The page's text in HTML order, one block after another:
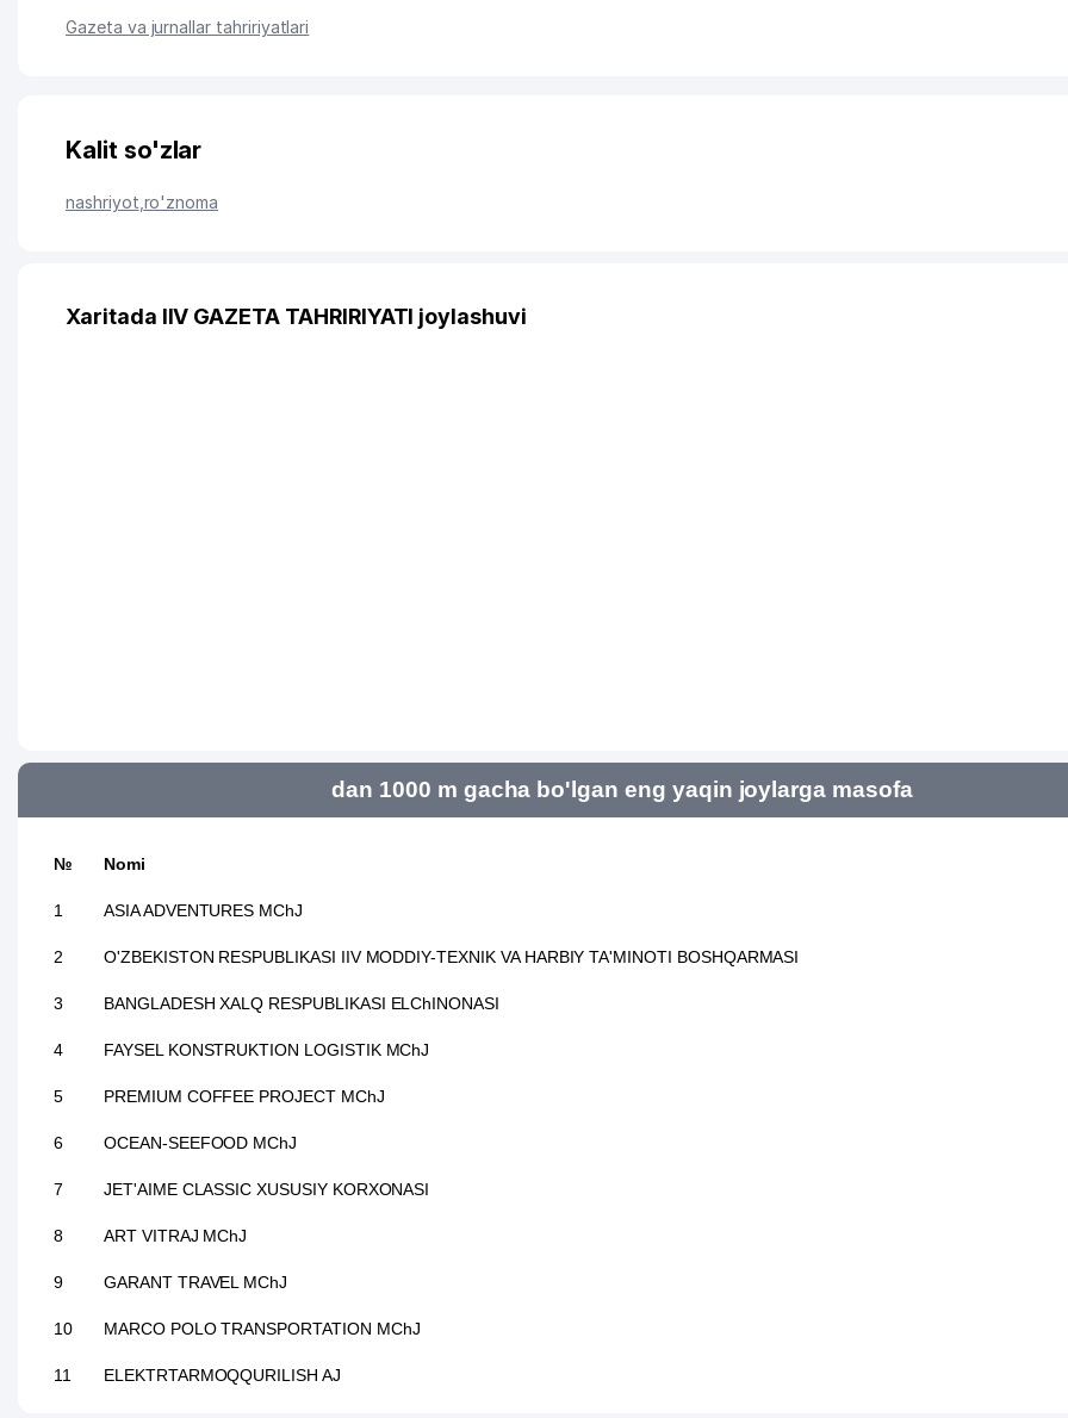
Gazeta va jurnallar tahririyatlari
Kalit so'zlar
nashriyot ro'znoma
Xaritada IIV GAZETA TAHRIRIYATI joylashuvi
dan 1000 m gacha bo'lgan eng yaqin joylarga masofa
№ Nomi
1 ASIA ADVENTURES MChJ
2 O'ZBEKISTON RESPUBLIKASI IIV MODDIY-TEXNIK VA HARBIY TA'MINOTI BOSHQARMASI
3 BANGLADESH XALQ RESPUBLIKASI ELChINONASI
4 FAYSEL KONSTRUKTION LOGISTIK MChJ
5 PREMIUM COFFEE PROJECT MChJ
6 OCEAN-SEEFOOD MChJ
7 JET'AIME CLASSIC XUSUSIY KORXONASI
8 ART VITRAJ MChJ
9 GARANT TRAVEL MChJ
10 MARCO POLO TRANSPORTATION MChJ
11 ELEKTRTARMOQQURILISH AJ